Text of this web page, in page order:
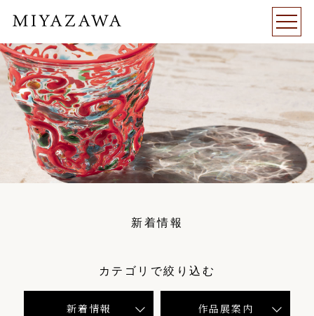
新着情報
カテゴリで絞り込む
新着情報 作品展案内